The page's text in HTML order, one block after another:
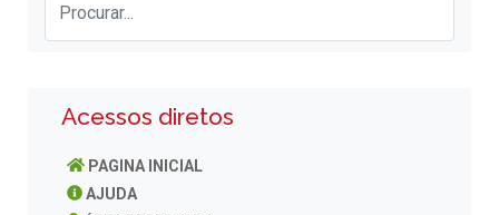
Acessos diretos
PAGINA INICIAL
AJUDA